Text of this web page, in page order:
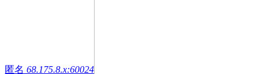
匿名 68.175.8.x:60024